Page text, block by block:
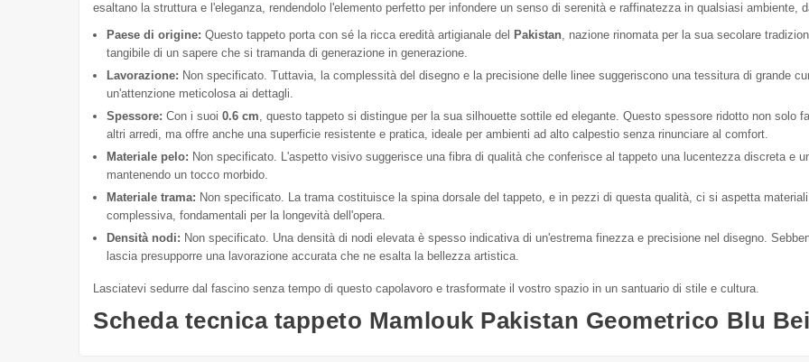
esaltano la struttura e l'eleganza, rendendolo l'elemento perfetto per infondere un senso di serenità e raffinatezza in qualsiasi ambiente,
Paese di origine: Questo tappeto porta con sé la ricca eredità artigianale del Pakistan, nazione rinomata per la sua secolare
tangibile di un sapere che si tramanda di generazione in generazione.
Lavorazione: Non specificato. Tuttavia, la complessità del disegno e la precisione delle linee suggeriscono una tessitura di grande
un'attenzione meticolosa ai dettagli.
Spessore: Con i suoi 0.6 cm, questo tappeto si distingue per la sua silhouette sottile ed elegante. Questo spessore ridotto non solo
altri arredi, ma offre anche una superficie resistente e pratica, ideale per ambienti ad alto calpestio senza rinunciare al comfort.
Materiale pelo: Non specificato. L'aspetto visivo suggerisce una fibra di qualità che conferisce al tappeto una lucentezza discreta e
mantenendo un tocco morbido.
Materiale trama: Non specificato. La trama costituisce la spina dorsale del tappeto, e in pezzi di questa qualità, ci si aspetta
complessiva, fondamentali per la longevità dell'opera.
Densità nodi: Non specificato. Una densità di nodi elevata è spesso indicativa di un'estrema finezza e precisione nel disegno.
lascia presupporre una lavorazione accurata che ne esalta la bellezza artistica.
Lasciatevi sedurre dal fascino senza tempo di questo capolavoro e trasformate il vostro spazio in un santuario di stile e cultura.
Scheda tecnica tappeto Mamlouk Pakistan Geometrico Blu